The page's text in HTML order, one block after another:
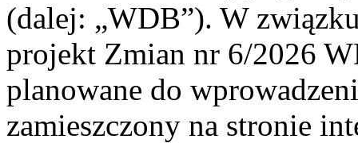
(dalej: „WDB”). W
projekt Zmian nr 6/2026
planowane do
zamieszczony na stronie